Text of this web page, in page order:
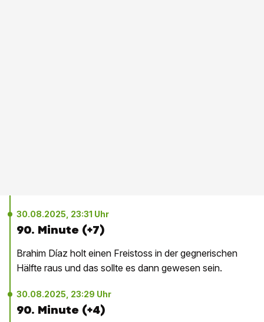
30.08.2025, 23:31 Uhr
90. Minute (+7)
Brahim Díaz holt einen Freistoss in der gegnerischen
Hälfte raus und das sollte es dann gewesen sein.
30.08.2025, 23:29 Uhr
90. Minute (+4)